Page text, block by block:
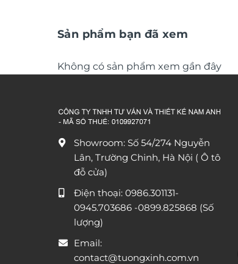
Sản phẩm bạn đã xem
Không có sản phẩm xem gần đây
Showroom: Số 54/274 Nguyễn
Lân, Trường Chinh, Hà Nội ( Ô tô
đỗ cửa)
Điện thoại: 0986.301131-
0945.703686 -0899.825868 (Số
lượng)
Email:
contact@tuongxinh.com.vn